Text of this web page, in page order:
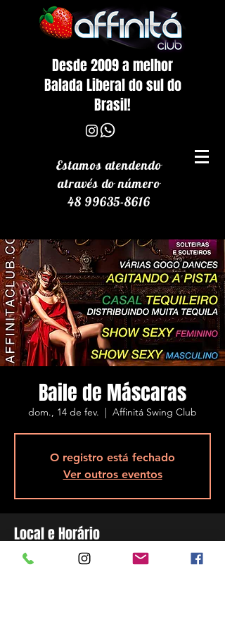
Desde 2009 a melhor
Balada Liberal do sul do
Brasil!
Estamos atendendo
atravésdo número
48 99635-8616
Baile de Máscaras
dom., 14 de fev.
  |
Affinitá Swing Club
O registro está fechado
Ver outros eventos
Local e Horário
14 de fev. de 2021, 22:00